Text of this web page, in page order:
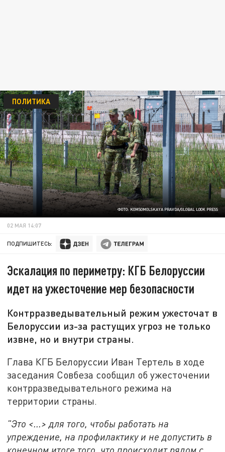
ФОТО: KOMSOMOLSKAYA PRAVDA/GLOBAL LOOK PRESS
ПОЛИТИКА
02 МАЯ 14:07
ПОДПИШИТЕСЬ:
Эскалация по периметру: КГБ Белоруссии
идет на ужесточение мер безопасности
Контрразведывательный режим ужесточат в
Белоруссии из-за растущих угроз не только
извне, но и внутри страны.
Глава КГБ Белоруссии Иван Тертель в ходе
заседания Совбеза сообщил об ужесточении
контрразведывательного режима на
территории страны.
"Это <...> для того, чтобы работать на
упреждение, на профилактику и не допустить в